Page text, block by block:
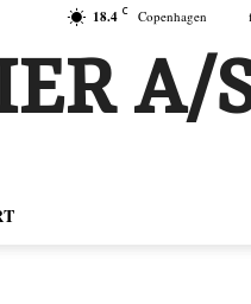
18.4 C Copenhagen
A/